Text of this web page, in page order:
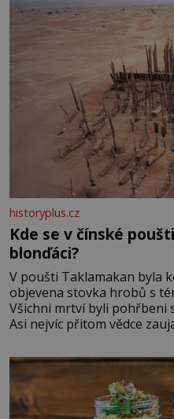
historyplus.cz
Kde se v čínské
blonďáci?
V poušti Taklamakan byla
objevena stovka hrobů s
Všichni mrtví byli pohřbeni
Asi nejvíc přitom vědce
blonďaté vlásky. Fakt, že jsou těla dávných lidí nesmírně
dobře zachovalá, přičítají
podmínkám. Sucho,